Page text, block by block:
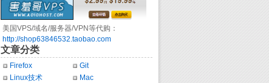
美国VPS/域名/服务器/VPN等代购：
http://shop63846532.taobao.com
文章分类
Firefox
Git
Linux技术
Mac